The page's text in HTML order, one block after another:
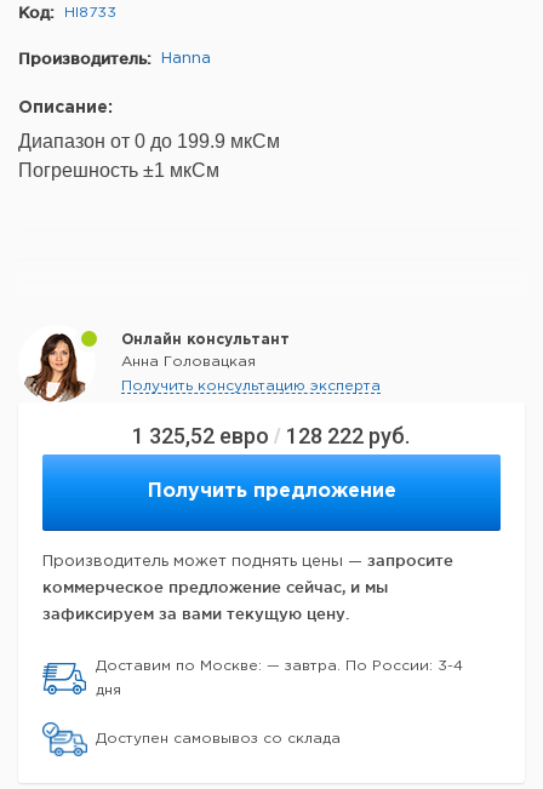
1 325,52 евро / 128 222 руб.
Получить предложение
Производитель может поднять цены — запросите
коммерческое предложение сейчас, и мы
зафиксируем за вами текущую цену.
Доставим по Москве: — завтра. По России: 3-4
дня
Доступен самовывоз со склада
Код: HI8733
Производитель: Hanna
Описание:
Диапазон от 0 до 199.9 мкСм
Погрешность ±1 мкСм
Онлайн консультант
Анна Головацкая
Получить консультацию эксперта